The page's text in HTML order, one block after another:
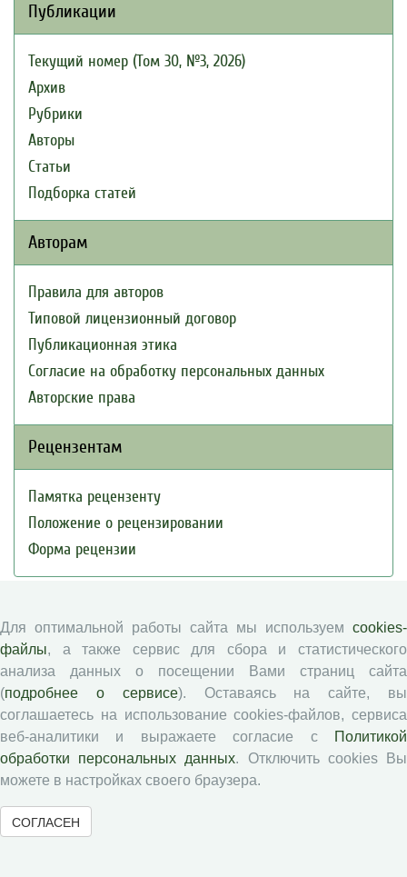
Публикации
Текущий номер (Том 30, №3, 2026)
Архив
Рубрики
Авторы
Статьи
Подборка статей
Авторам
Правила для авторов
Типовой лицензионный договор
Публикационная этика
Согласие на обработку персональных данных
Авторские права
Рецензентам
Памятка рецензенту
Положение о рецензировании
Форма рецензии
Журналы ВолНЦ РАН
Экономические и социальные перемены
Проблемы развития территории
Вопросы территориального развития
Социальное пространство
Юный экономист
АгроЗооТехника
Для оптимальной работы сайта мы используем cookies-
файлы, а также сервис для сбора и статистического
анализа данных о посещении Вами страниц сайта
(подробнее о сервисе). Оставаясь на сайте, вы
соглашаетесь на использование cookies-файлов, сервиса
веб-аналитики и выражаете согласие с
Политикой
обработки персональных данных. Отключить cookies Вы
можете в настройках своего браузера.
СОГЛАСЕН